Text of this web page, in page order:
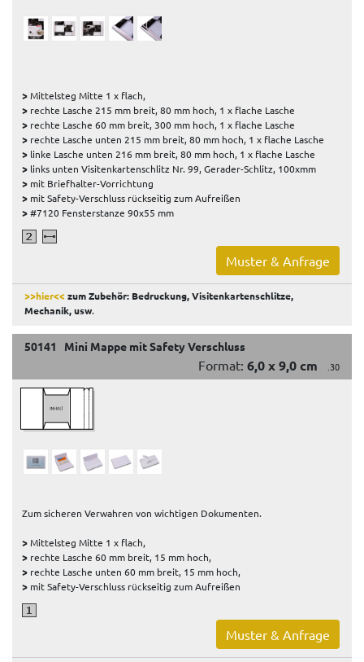
>Mittelsteg Mitte 1 x flach,
> rechte Lasche 215 mm breit, 80 mm hoch, 1 x flache Lasche
> rechte Lasche 60 mm breit, 300 mm hoch, 1 x flache Lasche
> rechte Lasche unten 215 mm breit, 80 mm hoch, 1 x flache Lasche
> linke Lasche unten 216 mm breit, 80 mm hoch, 1 x flache Lasche
> links unten Visitenkartenschlitz Nr. 99, Gerader-Schlitz, 100xmm
> mit Briefhalter-Vorrichtung
> mit Safety-Verschluss rückseitig zum Aufreißen
>#7120 Fensterstanze 90x55 mm
Muster & Anfrage
>>hier<<zum Zubehör: Bedruckung, Visitenkartenschlitze,
Mechanik, usw.
50141 Mini Mappe mit Safety Verschluss
Format: 6,0 x 9,0 cm .30
Zum sicheren Verwahren von wichtigen Dokumenten.
>Mittelsteg Mitte 1 x flach,
> rechte Lasche 60 mm breit, 15 mm hoch,
> rechte Lasche unten 60 mm breit, 15 mm hoch,
> mit Safety-Verschluss rückseitig zum Aufreißen
Muster & Anfrage